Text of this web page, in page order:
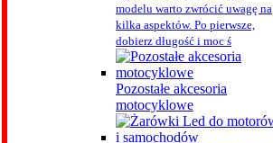
modelu warto zwrócić uwagę na
kilka aspektów. Po pierwsze,
dobierz długość i moc ś
Pozostałe akcesoria
motocyklowe